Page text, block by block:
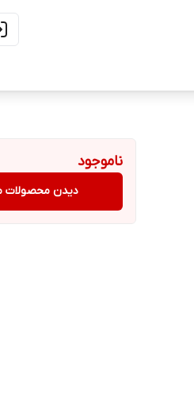
ناموجود
دیدن محصولات